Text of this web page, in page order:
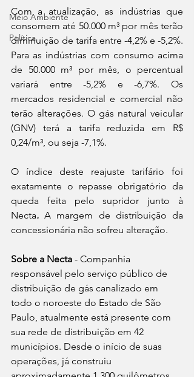
Meio Ambiente
Política
Com a atualização, as indústrias que
consomem até 50.000 m³ por mês terão
diminuição de tarifa entre -4,2% e -5,2%.
Para as indústrias com consumo acima
de 50.000 m³ por mês, o percentual
variará entre -5,2% e -6,7%. Os
mercados residencial e comercial não
terão alterações. O gás natural veicular
(GNV) terá a tarifa reduzida em R$
0,24/m³, ou seja -7,1%.
O índice deste reajuste tarifário foi
exatamente o repasse obrigatório da
queda feita pelo supridor junto à
Necta. A margem de distribuição da
concessionária não sofreu alteração.
Sobre a Necta - Companhia
responsável pelo serviço público de
distribuição de gás canalizado em
todo o noroeste do Estado de São
Paulo, atualmente está presente com
sua rede de distribuição em 42
municípios. Desde o início de suas
operações, já construiu